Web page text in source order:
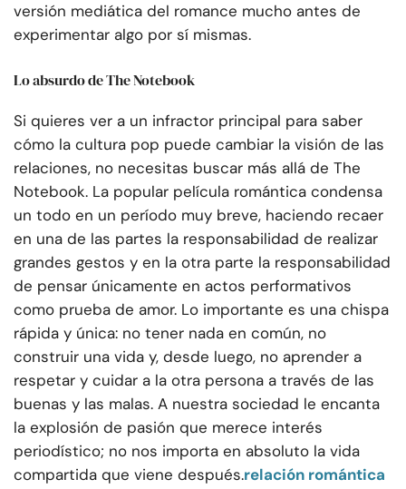
versión mediática del romance mucho antes de
experimentar algo por sí mismas.
Lo absurdo de The Notebook
Si quieres ver a un infractor principal para saber
cómo la cultura pop puede cambiar la visión de las
relaciones, no necesitas buscar más allá de The
Notebook. La popular película romántica condensa
un todo en un período muy breve, haciendo recaer
en una de las partes la responsabilidad de realizar
grandes gestos y en la otra parte la responsabilidad
de pensar únicamente en actos performativos
como prueba de amor. Lo importante es una chispa
rápida y única: no tener nada en común, no
construir una vida y, desde luego, no aprender a
respetar y cuidar a la otra persona a través de las
buenas y las malas. A nuestra sociedad le encanta
la explosión de pasión que merece interés
periodístico; no nos importa en absoluto la vida
compartida que viene después.relación romántica